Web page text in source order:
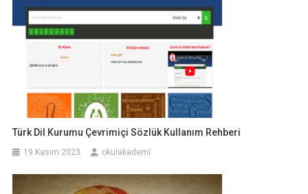
Türk Dil Kurumu Çevrimiçi Sözlük Kullanım Rehberi
19 Kasım 2023 okulakademi